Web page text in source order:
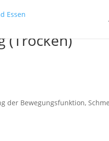
(Trocken)
der Bewegungsfunktion,